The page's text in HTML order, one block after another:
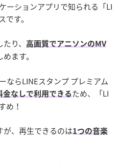
ーションアプリで知られる「LI
す。
り、
高画質でアニソンのMV
ます。
ならLINEスタンプ プレミアム
金なしで利用できる ため、「LI
め！
、再生できるのは1つの音楽